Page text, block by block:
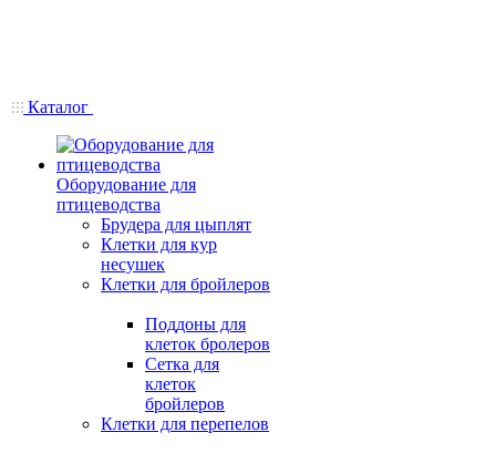
Каталог
Оборудование для
птицеводства
Брудера для цыплят
Клетки для кур
несушек
Клетки для бройлеров
Поддоны для
клеток бролеров
Сетка для
клеток
бройлеров
Клетки для перепелов